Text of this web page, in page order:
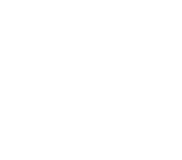
slnečníkmi a osuškami zdarma. Pre klientov so